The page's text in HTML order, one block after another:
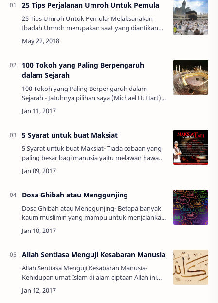
25 Tips Perjalanan Umroh Untuk Pemula
25 Tips Umroh Untuk Pemula- Melaksanakan
Ibadah Umroh merupakan saat yang diantikan
oleh masyarakat Islam. Ada banyak persiapan
yang harus diperhatikan sebelum melaksanakan
100 Tokoh yang Paling Berpengaruh
dalam Sejarah
100 Tokoh yang Paling Berpengaruh dalam
Sejarah - Jatuhnya pilihan saya (Michael H. Hart)
kepada Nabi Muhammad dalam urutan pertama
daftar Seratus Tokoh yang berpengaruh di dunia
5 Syarat untuk buat Maksiat
5 Syarat untuk buat Maksiat- Tiada cobaan yang
paling besar bagi manusia yaitu melawan hawa
nafsu. Apalagi pada zaman sekarang, hal-hal
negatif sangat mudah diakses dimana dan kap…
Dosa Ghibah atau Menggunjing
Dosa Ghibah atau Menggunjing- Betapa banyak
kaum muslimin yang mampu untuk menjalankan
perintah Allah dengan baik, bisa menjalankan
sunnah-sunnah Nabi , mampu untuk menjauhk…
Allah Sentiasa Menguji Kesabaran Manusia
Allah Sentiasa Menguji Kesabaran Manusia-
Kehidupan umat Islam di alam ciptaan Allah ini
tidak terkecuali daripada berhadapan dengan
ujian dan cabaran. Allah sentiasa menguji manu…